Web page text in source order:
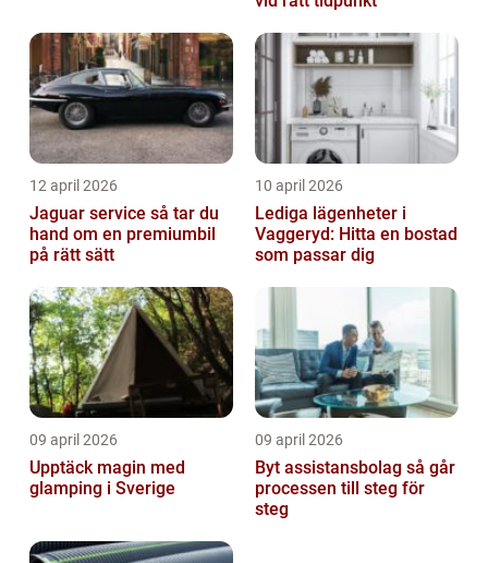
12 april 2026
Jaguar service så tar du
hand om en premiumbil
på rätt sätt
10 april 2026
Lediga lägenheter i
Vaggeryd: Hitta en bostad
som passar dig
09 april 2026
Upptäck magin med
glamping i Sverige
09 april 2026
Byt assistansbolag så går
processen till steg för
steg